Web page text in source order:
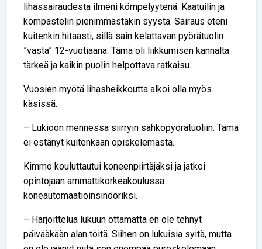
lihassairaudesta ilmeni kömpelyytenä. Kaatuilin ja
kompastelin pienimmästäkin syystä. Sairaus eteni
kuitenkin hitaasti, sillä sain kelattavan pyörätuolin
”vasta” 12-vuotiaana. Tämä oli liikkumisen kannalta
tärkeä ja kaikin puolin helpottava ratkaisu.
Vuosien myötä lihasheikkoutta alkoi olla myös
käsissä.
– Lukioon mennessä siirryin sähköpyörätuoliin. Tämä
ei estänyt kuitenkaan opiskelemasta.
Kimmo kouluttautui koneenpiirtäjäksi ja jatkoi
opintojaan ammattikorkeakoulussa
koneautomaatioinsinööriksi.
– Harjoittelua lukuun ottamatta en ole tehnyt
päivääkään alan töitä. Siihen on lukuisia syitä, mutta